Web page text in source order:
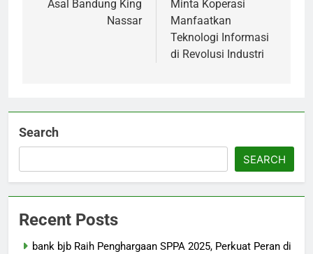
Asal Bandung King
Nassar
Minta Koperasi
Manfaatkan
Teknologi Informasi
di Revolusi Industri
Search
SEARCH
Recent Posts
bank bjb Raih Penghargaan SPPA 2025, Perkuat Peran di